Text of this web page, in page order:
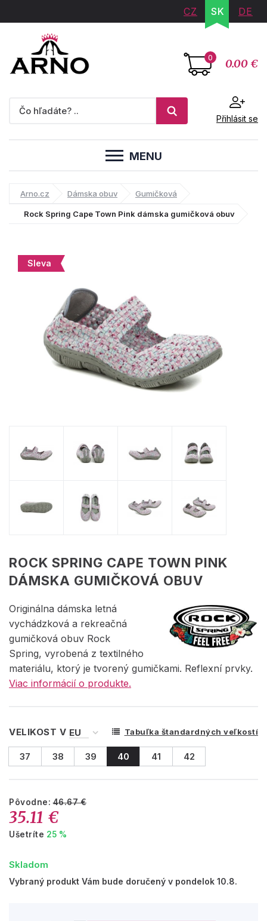
CZ SK DE
0 0.00 €
Přihlásit se
MENU
Arno.cz Dámska obuv Gumičková
Rock Spring Cape Town Pink dámska gumičková obuv
Sleva
ROCK SPRING CAPE TOWN PINK
DÁMSKA GUMIČKOVÁ OBUV
Originálna dámska letná
vychádzková a rekreačná
gumičková obuv Rock
Spring, vyrobená z textilného
materiálu, ktorý je tvorený gumičkami. Reflexní prvky.
Viac informácií o produkte.
VELIKOST V Tabuľka štandardných veľkostí
37 38 39 40 41 42
Pôvodne:46.67 €
35.11 €
Ušetríte 25 %
Skladom
Vybraný produkt Vám bude doručený v pondelok 10.8.